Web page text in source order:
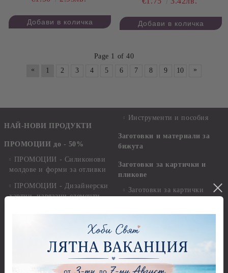
Page 1 of 40
«
1 2 3 4 5 6 7 8 9 10 »
НАЙ-НОВИ ПРОДУКТИ
ПРОМОЦИИ до - 50%
ПРОМОЦИИ - Силиконови
молдове и форми за отливки
ПРОМОЦИИ - Дизайнерски
хартии, изрязани елементи,
ленти, панделки, шнурове,
ПРОМОЦИИ - Копчета,
мъниста, брадс и айлет
Инструменти и пособия
Заготовки и материали за
бижута
Заготовки за картички и
пликове
Заготовки за картички
Заготовки за папки, книги за
пожелания и албуми
Изрязани елементи и
Стикери